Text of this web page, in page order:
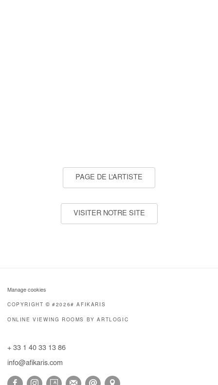
PAGE DE L'ARTISTE
VISITER NOTRE SITE
Manage cookies
COPYRIGHT © #2026# AFIKARIS
ONLINE VIEWING ROOMS BY ARTLOGIC
+ 33 1 40 33 13 86
info@afikaris.com